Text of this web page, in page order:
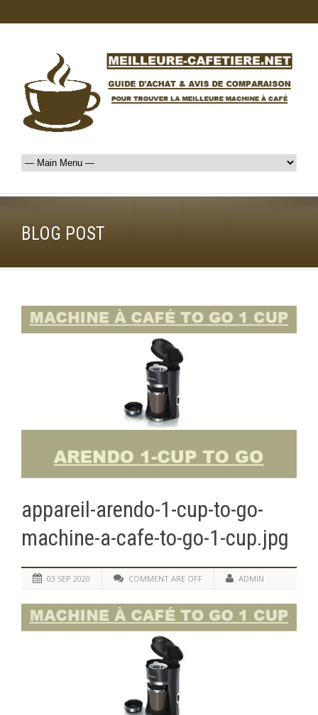
BLOG POST
appareil-arendo-1-cup-to-go-
machine-a-cafe-to-go-1-cup.jpg
03 SEP 2020 COMMENT ARE OFF ADMIN